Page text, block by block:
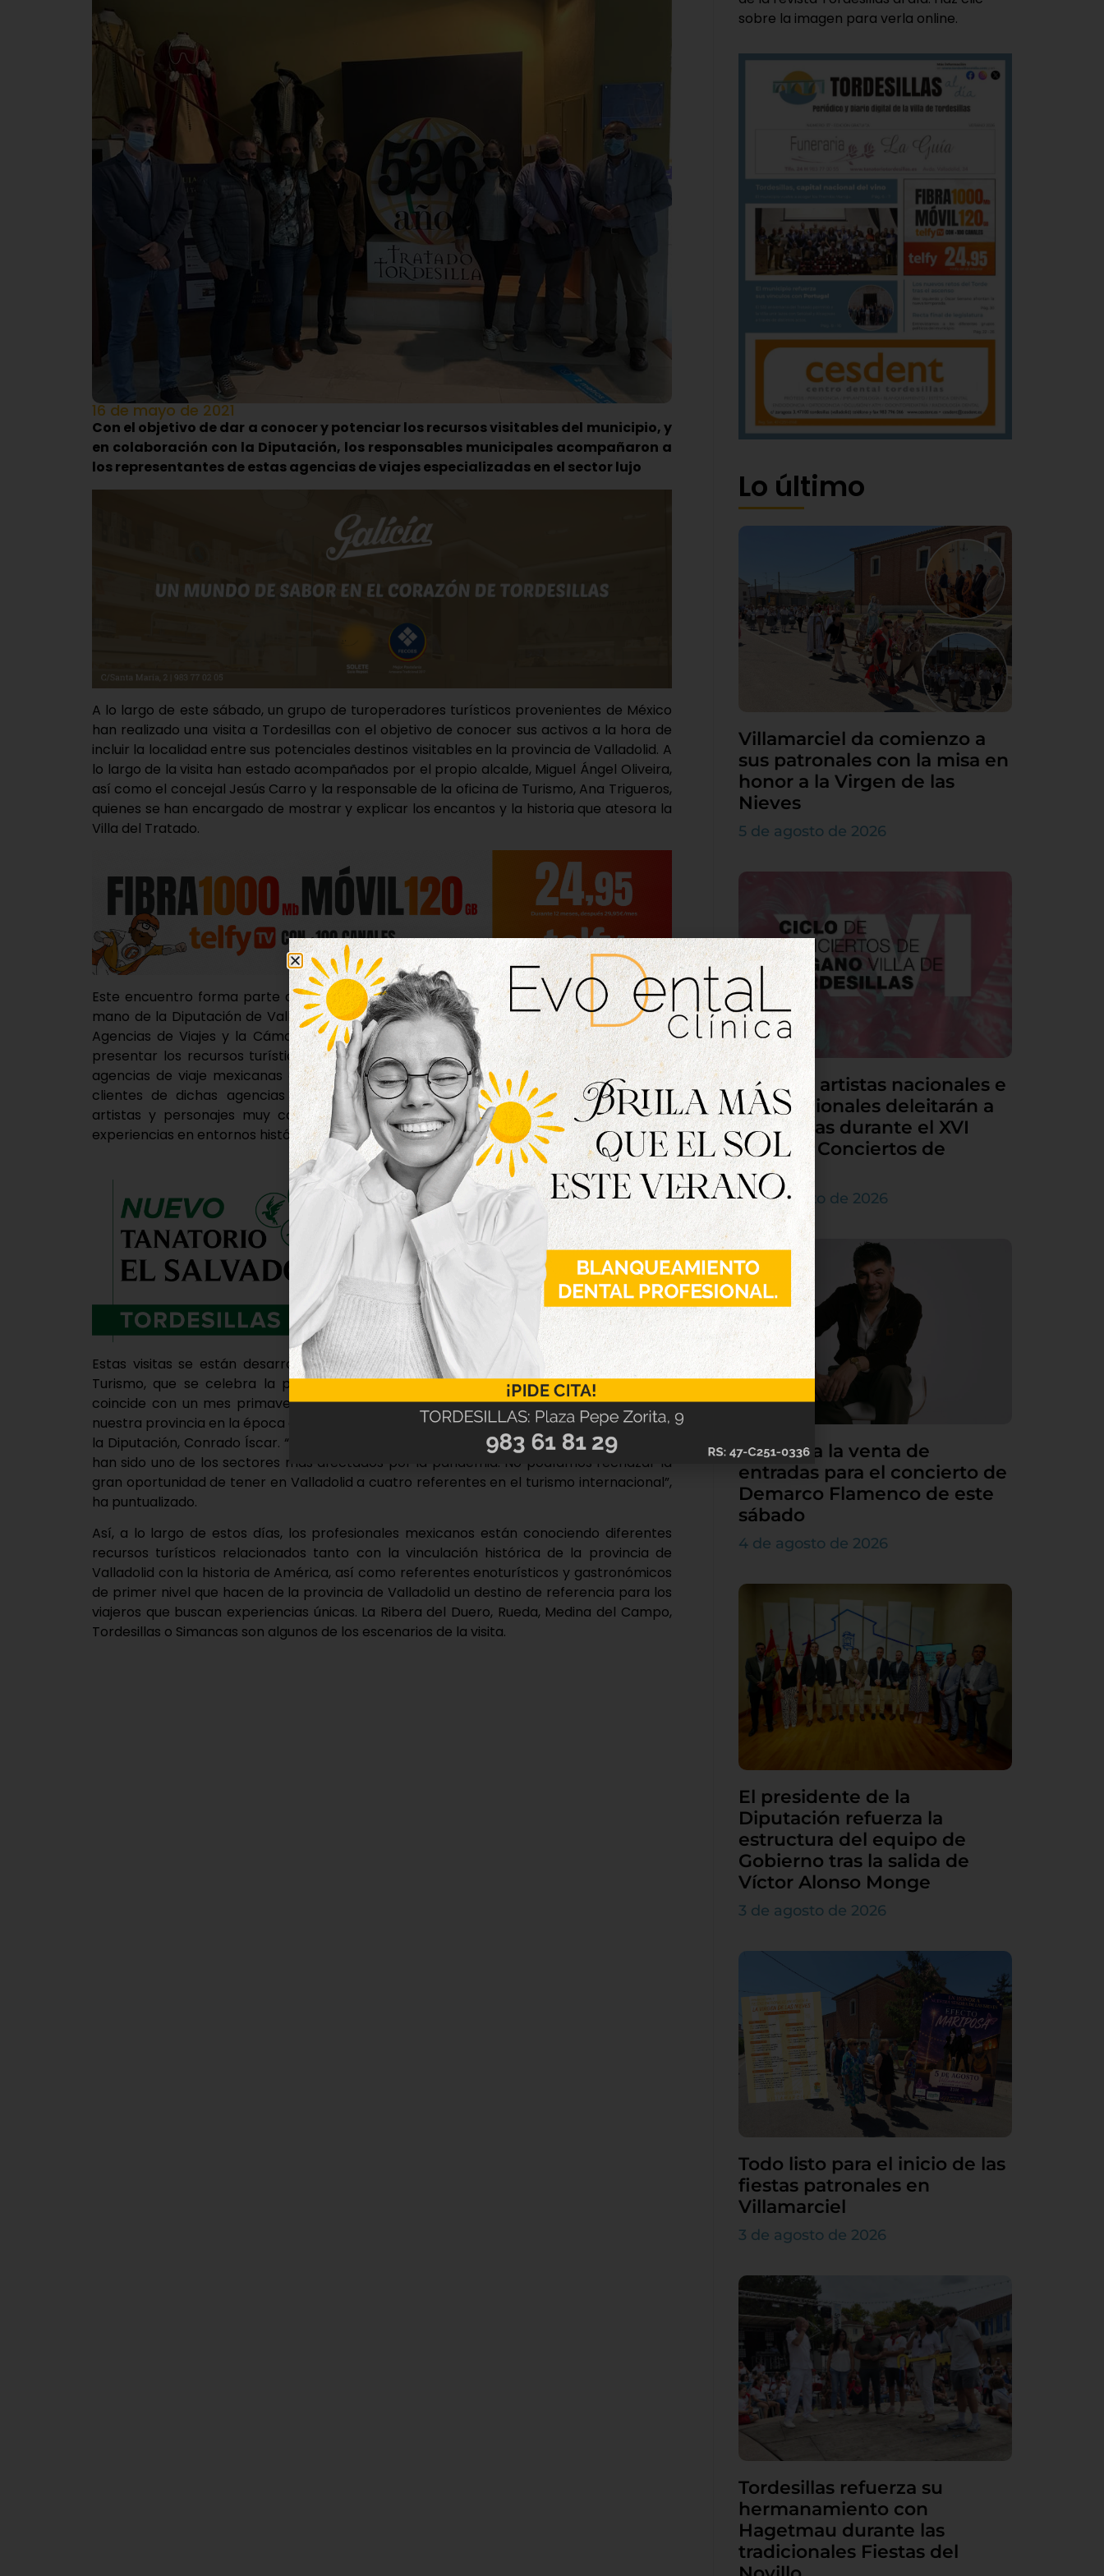
16 de mayo de 2021
Con el objetivo de dar a conocer y potenciar los recursos visitables del municipio, y
en colaboración con la Diputación, los responsables municipales acompañaron a
los representantes de estas agencias de viajes especializadas en el sector lujo
A lo largo de este sábado, un grupo de turoperadores turísticos provenientes de México
han realizado una visita a Tordesillas con el objetivo de conocer sus activos a la hora de
incluir la localidad entre sus potenciales destinos visitables en la provincia de Valladolid. A
lo largo de la visita han estado acompañados por el propio alcalde, Miguel Ángel Oliveira,
así como el concejal Jesús Carro y la responsable de la oficina de Turismo, Ana Trigueros,
quienes se han encargado de mostrar y explicar los encantos y la historia que atesora la
Villa del Tratado.
Este encuentro forma parte de una serie de visitas que están siendo organizadas de la
mano de la Diputación de Valladolid, en colaboración con la Asociación Vallisoletana de
Agencias de Viajes y la Cámara de Comercio Mexicana en España, con el objetivo de
presentar los recursos turísticos más exclusivos de la provincia de Valladolid a cuatro
agencias de viaje mexicanas especializadas en el sector lujo. De esta forma, entre los
clientes de dichas agencias participantes se encuentran importantes empresarios,
artistas y personajes muy conocidos del país azteca que buscan en sus viajes vivir
experiencias en entornos históricos, de naturaleza y con seguridad.
Estas visitas se están desarrollando como antesala de Fitur, la Feria Internacional de
Turismo, que se celebra la próxima semana en Madrid. “Es la primera vez que Fitur
coincide con un mes primaveral y entendimos que era una oportunidad para enseñar
nuestra provincia en la época del año con mayor atractivo”, ha señalado el presidente de
la Diputación, Conrado Íscar. “El turismo en general y las agencias de viaje, en particular,
han sido uno de los sectores más afectados por la pandemia. No podíamos rechazar la
gran oportunidad de tener en Valladolid a cuatro referentes en el turismo internacional”,
ha puntualizado.
Así, a lo largo de estos días, los profesionales mexicanos están conociendo diferentes
recursos turísticos relacionados tanto con la vinculación histórica de la provincia de
Valladolid con la historia de América, así como referentes enoturísticos y gastronómicos
de primer nivel que hacen de la provincia de Valladolid un destino de referencia para los
viajeros que buscan experiencias únicas. La Ribera del Duero, Rueda, Medina del Campo,
Tordesillas o Simancas son algunos de los escenarios de la visita.
sobre la imagen para verla online.
Lo último
Villamarciel da comienzo a
sus patronales con la misa en
honor a la Virgen de las
Nieves
5 de agosto de 2026
Grandes artistas nacionales e
internacionales deleitarán a
Tordesillas durante el XVI
Ciclo de Conciertos de
Órgano
4 de agosto de 2026
Continúa la venta de
entradas para el concierto de
Demarco Flamenco de este
sábado
4 de agosto de 2026
El presidente de la
Diputación refuerza la
estructura del equipo de
Gobierno tras la salida de
Víctor Alonso Monge
3 de agosto de 2026
Todo listo para el inicio de las
fiestas patronales en
Villamarciel
3 de agosto de 2026
Tordesillas refuerza su
hermanamiento con
Hagetmau durante las
tradicionales Fiestas del